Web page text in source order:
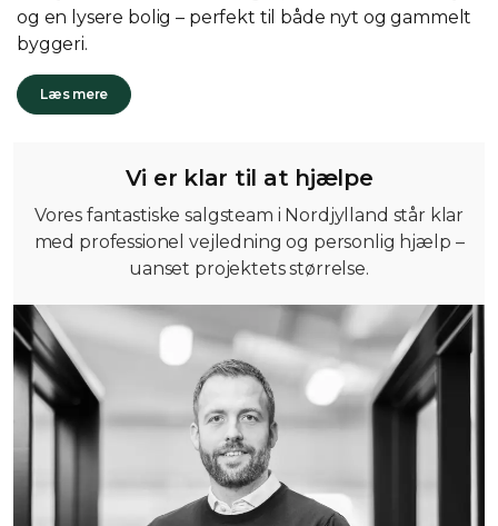
og en lysere bolig – perfekt til både nyt og gammelt
byggeri.
Læs mere
Vi er klar til at hjælpe
Vores fantastiske salgsteam i Nordjylland står klar
med professionel vejledning og personlig hjælp –
uanset projektets størrelse.